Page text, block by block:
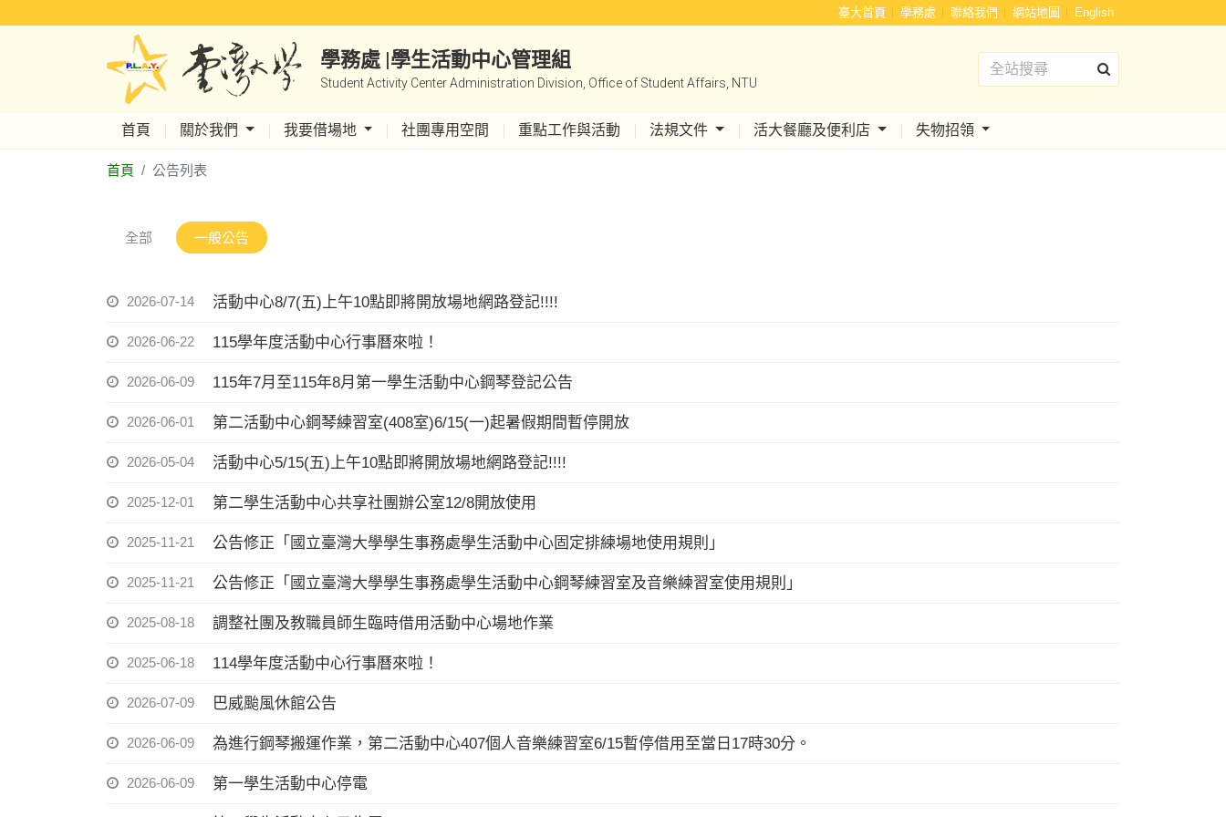
::: 臺大首頁 學務處 聯絡我們 網站地圖 English
學務處 |學生活動中心管理組
Student Activity Center Administration Division, Office of Student Affairs, NTU
首頁 關於我們 我要借場地 社團專用空間 重點工作與活動 法規文件 活大餐廳及便利店 失物招領
首頁 公告列表
全部 一般公告
2026-07-14 活動中心8/7(五)上午10點即將開放場地網路登記!!!!
2026-06-22 115學年度活動中心行事曆來啦！
2026-06-09 115年7月至115年8月第一學生活動中心鋼琴登記公告
2026-06-01 第二活動中心鋼琴練習室(408室)6/15(一)起暑假期間暫停開放
2026-05-04 活動中心5/15(五)上午10點即將開放場地網路登記!!!!
2025-12-01 第二學生活動中心共享社團辦公室12/8開放使用
2025-11-21 公告修正「國立臺灣大學學生事務處學生活動中心固定排練場地使用規則」
2025-11-21 公告修正「國立臺灣大學學生事務處學生活動中心鋼琴練習室及音樂練習室使用規則」
2025-08-18 調整社團及教職員師生臨時借用活動中心場地作業
2025-06-18 114學年度活動中心行事曆來啦！
2026-07-09 巴威颱風休館公告
2026-06-09 為進行鋼琴搬運作業，第二活動中心407個人音樂練習室6/15暫停借用至當日17時30分。
2026-06-09 第一學生活動中心停電